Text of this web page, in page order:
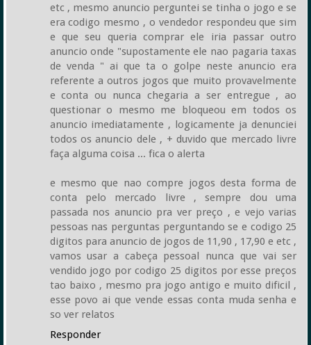
etc , mesmo anuncio perguntei se tinha o jogo e se
era codigo mesmo , o vendedor respondeu que sim
e que seu queria comprar ele iria passar outro
anuncio onde "supostamente ele nao pagaria taxas
de venda " ai que ta o golpe neste anuncio era
referente a outros jogos que muito provavelmente
e conta ou nunca chegaria a ser entregue , ao
questionar o mesmo me bloqueou em todos os
anuncio imediatamente , logicamente ja denunciei
todos os anuncio dele , + duvido que mercado livre
faça alguma coisa ... fica o alerta
e mesmo que nao compre jogos desta forma de
conta pelo mercado livre , sempre dou uma
passada nos anuncio pra ver preço , e vejo varias
pessoas nas perguntas perguntando se e codigo 25
digitos para anuncio de jogos de 11,90 , 17,90 e etc ,
vamos usar a cabeça pessoal nunca que vai ser
vendido jogo por codigo 25 digitos por esse preços
tao baixo , mesmo pra jogo antigo e muito dificil ,
esse povo ai que vende essas conta muda senha e
so ver relatos
Responder